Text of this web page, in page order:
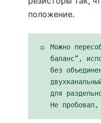
положение.
⚖️
Можно
баланс”,
без
для
Не пробовал,